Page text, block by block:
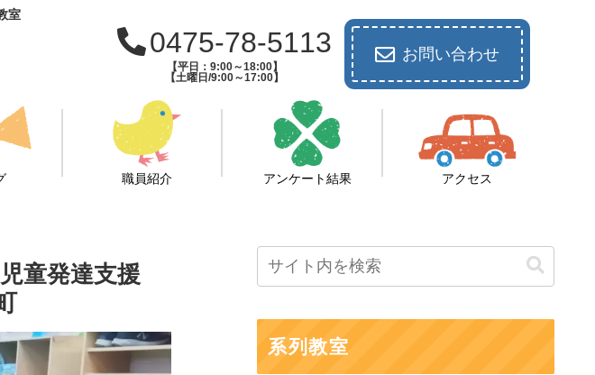
室
0475-78-5113
【平日：9:00～18:00】
【土曜日/9:00～17:00】
お問い合わせ
職員紹介 アンケート結果 アクセス
童発達支援
系列教室